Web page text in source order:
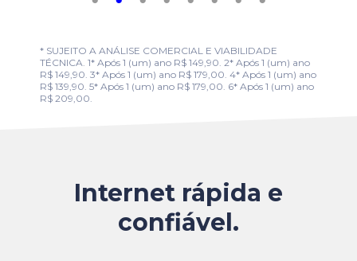
* SUJEITO A ANÁLISE COMERCIAL E VIABILIDADE
TÉCNICA. 1* Após 1 (um) ano R$ 149,90. 2* Após 1 (um) ano
R$ 149,90. 3* Após 1 (um) ano R$ 179,00. 4* Após 1 (um) ano
R$ 139,90. 5* Após 1 (um) ano R$ 179,00. 6* Após 1 (um) ano
R$ 209,00.
Internet rápida e
confiável.